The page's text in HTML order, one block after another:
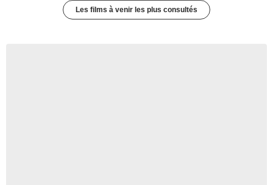
Les films à venir les plus consultés